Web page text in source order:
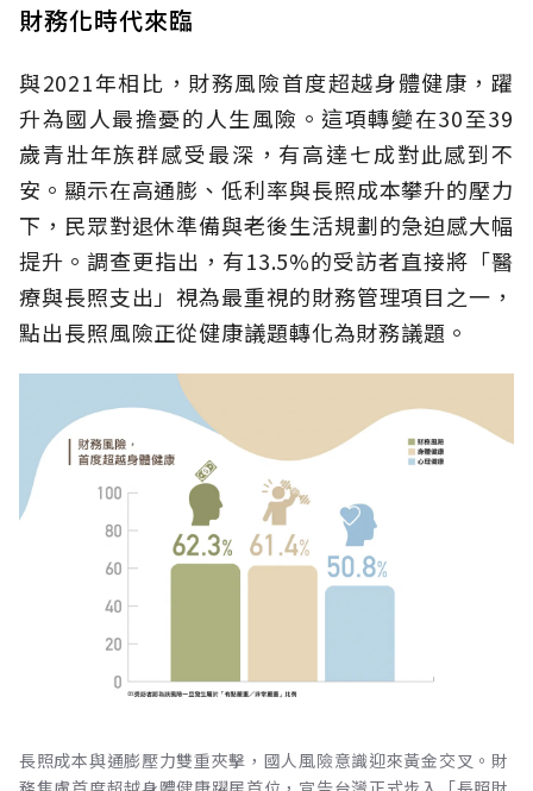
財務化時代來臨
與2021年相比，財務風險首度超越身體健康，躍
升為國人最擔憂的人生風險。這項轉變在30至39
歲青壯年族群感受最深，有高達七成對此感到不
安。顯示在高通膨、低利率與長照成本攀升的壓力
下，民眾對退休準備與老後生活規劃的急迫感大幅
提升。調查更指出，有13.5%的受訪者直接將「醫
療與長照支出」視為最重視的財務管理項目之一，
點出長照風險正從健康議題轉化為財務議題。
長照成本與通膨壓力雙重夾擊，國人風險意識迎來黃金交叉。財